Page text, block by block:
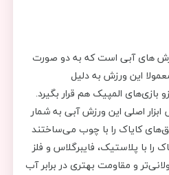
های آبی است که به دو صورت
این ورزش به دلیل
بازی‌های المپیک هم قرار بگیرد.
اصلی این ورزش آبی به شمار
کایاک را با چوب می‌ساختند
را با پلاستیک، فایبرگلاس و فلز
و مقاومت بهتری در برابر آب